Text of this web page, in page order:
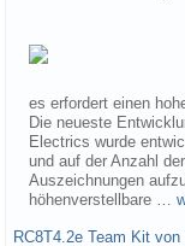
es erfordert einen
Die neueste
Electrics wurde
und auf der Anzahl
Auszeichnungen
höhenverstellbare …
RC8T4.2e Team Kit